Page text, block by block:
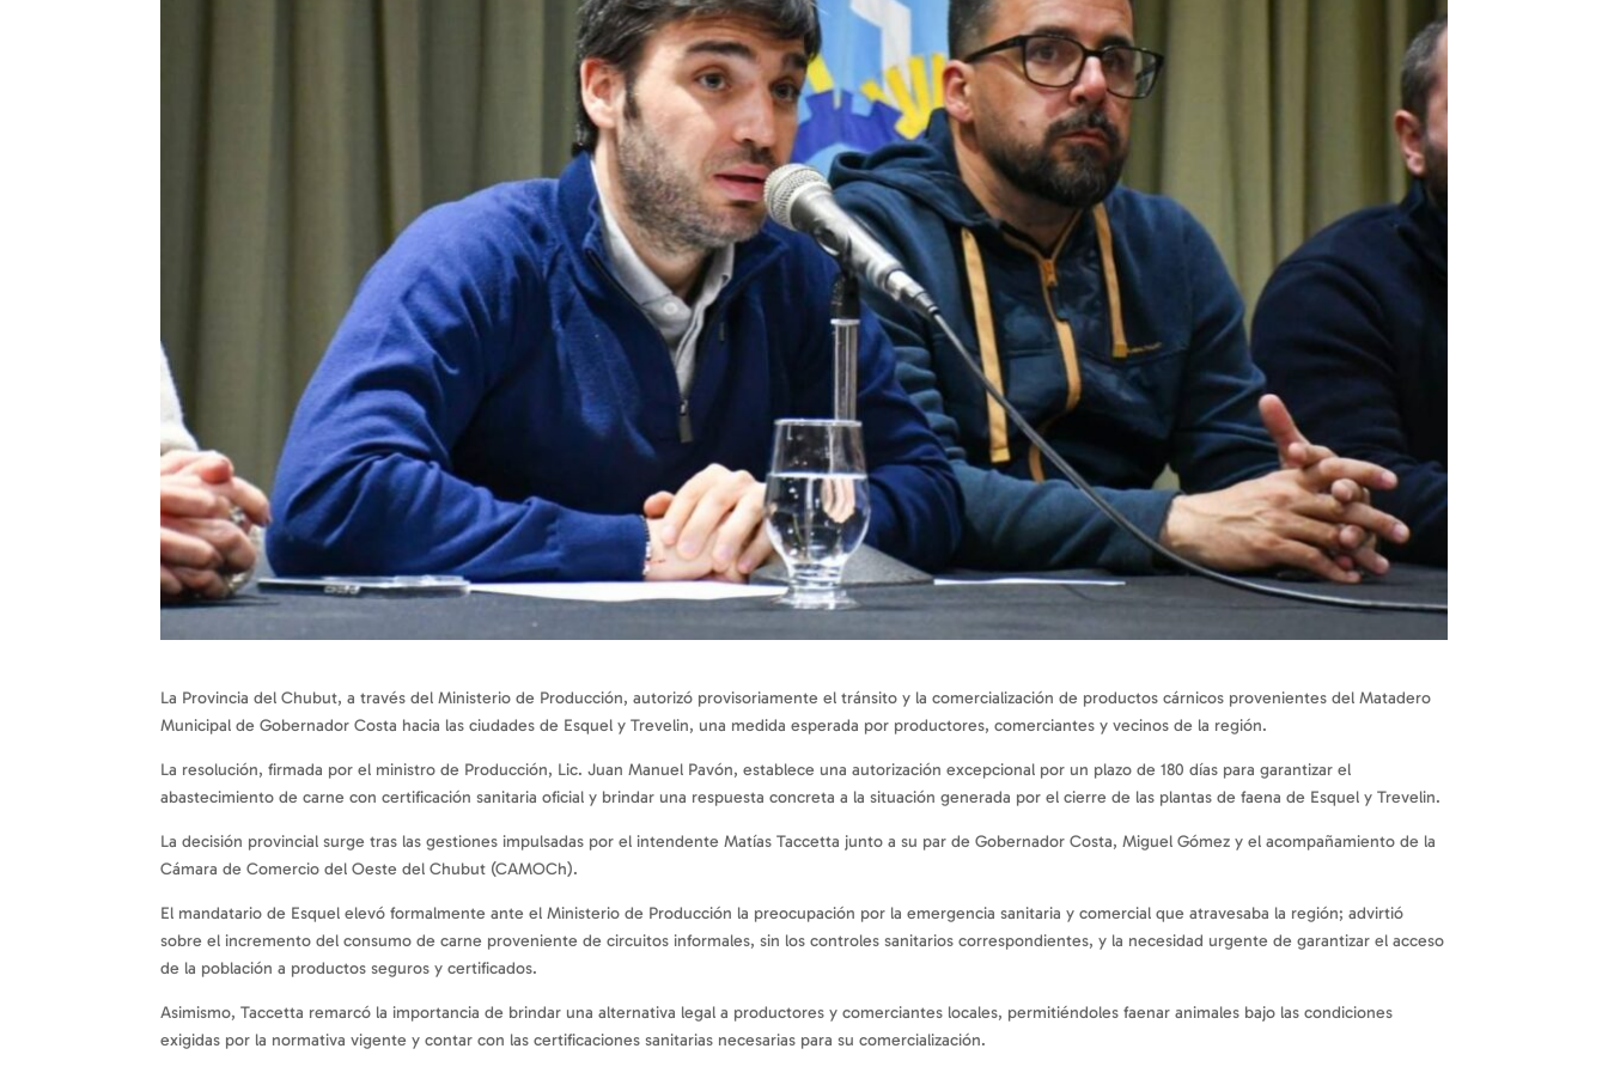
La Provincia del Chubut, a través del Ministerio de Producción, autorizó provisoriamente el tránsito y la comercialización de productos cárnicos provenientes del Matadero
Municipal de Gobernador Costa hacia las ciudades de Esquel y Trevelin, una medida esperada por productores, comerciantes y vecinos de la región.
La resolución, firmada por el ministro de Producción, Lic. Juan Manuel Pavón, establece una autorización excepcional por un plazo de 180 días para garantizar el
abastecimiento de carne con certificación sanitaria oficial y brindar una respuesta concreta a la situación generada por el cierre de las plantas de faena de Esquel y Trevelin.
La decisión provincial surge tras las gestiones impulsadas por el intendente Matías Taccetta junto a su par de Gobernador Costa, Miguel Gómez y el acompañamiento de la
Cámara de Comercio del Oeste del Chubut (CAMOCh).
El mandatario de Esquel elevó formalmente ante el Ministerio de Producción la preocupación por la emergencia sanitaria y comercial que atravesaba la región; advirtió
sobre el incremento del consumo de carne proveniente de circuitos informales, sin los controles sanitarios correspondientes, y la necesidad urgente de garantizar el acceso
de la población a productos seguros y certificados.
Asimismo, Taccetta remarcó la importancia de brindar una alternativa legal a productores y comerciantes locales, permitiéndoles faenar animales bajo las condiciones
exigidas por la normativa vigente y contar con las certificaciones sanitarias necesarias para su comercialización.